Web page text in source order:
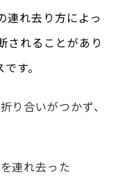
連れ去り方によっ
されることがあり
す。
り合いがつかず、
連れ去った